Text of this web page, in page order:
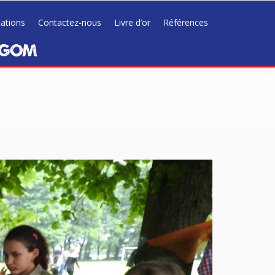
Contactez-nous Livre d’or Références